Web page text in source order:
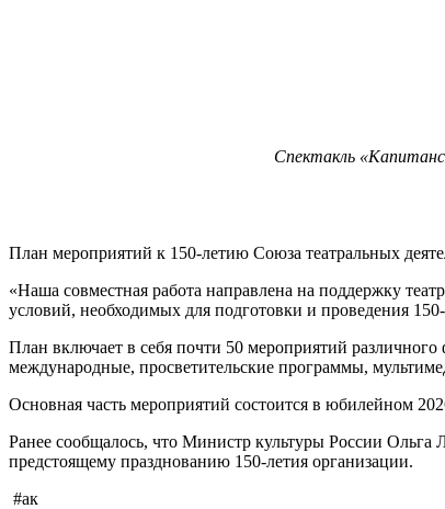
Спектакль
План мероприятий к 150-летию Союза театральных
«Наша совместная работа направлена на поддержку
условий, необходимых для подготовки и проведения
План включает в себя почти 50 мероприятий
международные, просветительские программы,
Основная часть мероприятий состоится в юбилейном
Ранее сообщалось, что Министр культуры России Ольга
предстоящему празднованию 150-летия организации.
#ак